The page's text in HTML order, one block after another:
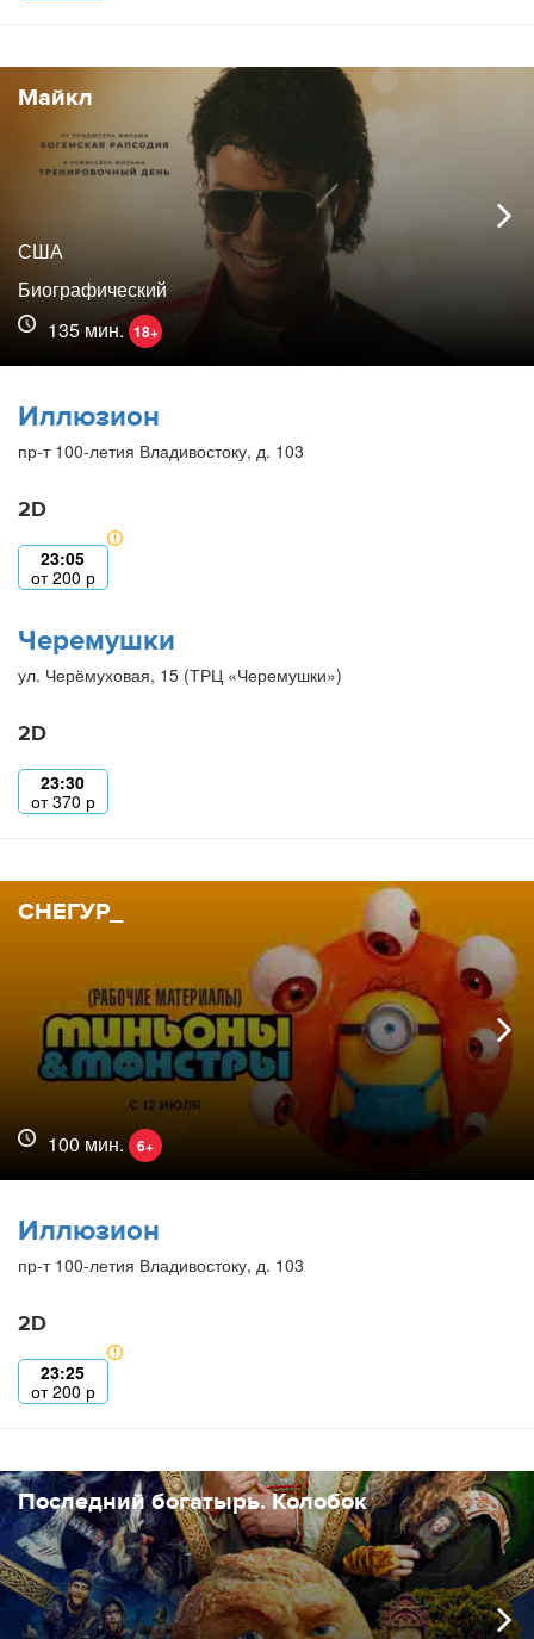
Майкл
США
Биографический
135 мин. 18+
Иллюзион
пр-т 100-летия Владивостоку, д. 103
2D
23:05
от200 р
Черемушки
ул. Черёмуховая, 15 (ТРЦ «Черемушки»)
2D
23:30
от370 р
СНЕГУР_
100 мин. 6+
Иллюзион
пр-т 100-летия Владивостоку, д. 103
2D
23:25
от200 р
Последний богатырь. Колобок